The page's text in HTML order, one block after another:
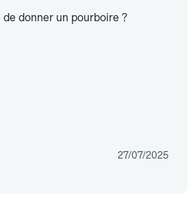
de donner un pourboire ?
27/07/2025